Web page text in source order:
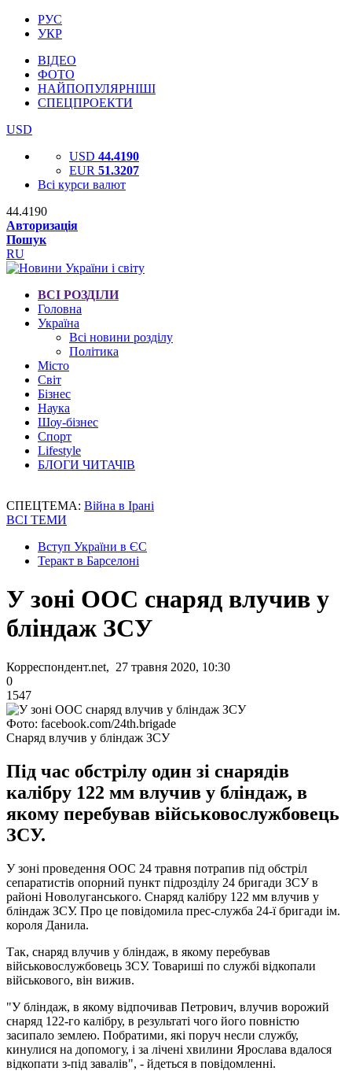
РУС
УКР
ВІДЕО
ФОТО
НАЙПОПУЛЯРНІШІ
СПЕЦПРОЕКТИ
USD
USD 44.4190
EUR 51.3207
Всі курси валют
44.4190
Авторизація
Пошук
RU
ВСІ РОЗДІЛИ
Головна
Україна
Всі новини розділу
Політика
Місто
Світ
Бізнес
Наука
Шоу-бізнес
Спорт
Lifestyle
БЛОГИ ЧИТАЧІВ
СПЕЦТЕМА: Війна в Ірані
ВСІ ТЕМИ
Вступ України в ЄС
Теракт в Барселоні
У зоні ООС снаряд влучив у
бліндаж ЗСУ
Корреспондент.net, 27 травня 2020, 10:30
0
1547
Фото: facebook.com/24th.brigade
Снаряд влучив у бліндаж ЗСУ
Під час обстрілу один зі снарядів
калібру 122 мм влучив у бліндаж, в
якому перебував військовослужбовець
ЗСУ.
У зоні проведення ООС 24 травня потрапив під обстріл
сепаратистів опорний пункт підрозділу 24 бригади ЗСУ в
районі Новолуганського. Снаряд калібру 122 мм влучив у
бліндаж ЗСУ. Про це повідомила прес-служба 24-ї бригади ім.
короля Данила.
Так, снаряд влучив у бліндаж, в якому перебував
військовослужбовець ЗСУ. Товариші по службі відкопали
військового, він вижив.
"У бліндаж, в якому відпочивав Петрович, влучив ворожий
снаряд 122-го калібру, в результаті чого його повністю
засипало землею. Побратими, які поруч несли службу,
кинулися на допомогу, і за лічені хвилини Ярослава вдалося
відкопати з-під завалів", - йдеться в повідомленні.